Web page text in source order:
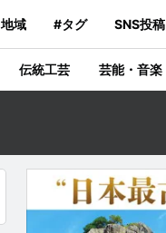
地域 #タグ SNS投稿
伝統工芸 芸能・音楽